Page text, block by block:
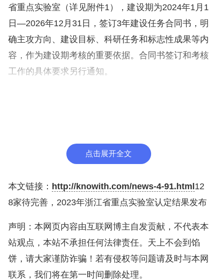
省重点实验室（详见附件1），建设期为2024年1月1
日—2026年12月31日，签订3年建设任务合同书，明
确主攻方向、建设目标、科研任务和标志性成果等内
容，作为建设期考核的重要依据。合同书签订和考核
工作的具体要求另行通知。
方向、强化协同创新、明确经费投入、创新体制机制
的要求，完善建设方案，并开展试运行，符合条件的
予以认定。我厅将组织召开专题会议开展培训、明确
具体工作要求。
三、各主管部门和依托单位要强化主体责任，按照全
省重点实验室建设要求，强化实验室战略定位，严格
对照实验室组建方案的要求，按目标导向、需求导
向、问题导向和科学前沿导向，既突出科学前沿，更
点击展开全文
本文链接： http://knowith.com/news-4-91.html 12
8家待完善，2023年浙江省重点实验室认定结果发布
声明：本网页内容由互联网博主自发贡献，不代表本
站观点，本站不承担任何法律责任。天上不会到馅
饼，请大家谨防诈骗！若有侵权等问题请及时与本网
联系，我们将在第一时间删除处理。